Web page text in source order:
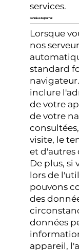
services.
Données du journal
Lorsque
nos
standard
inclure
de votre
de votre
visite, le
et d'autres
De plus, si
lors de
pouvons
des
données
appareil,